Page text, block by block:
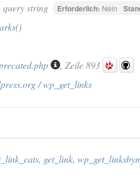
query string Erforderlich: Nein
()
, Zeile 893
/ wp_get_links
, get_link,